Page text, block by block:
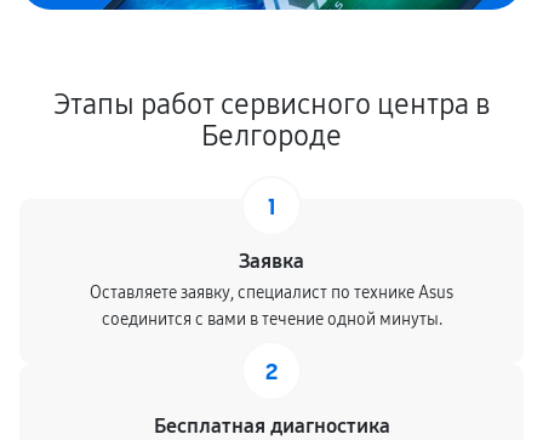
Этапы работ сервисного центра в
Белгороде
1
Заявка
Оставляете заявку, специалист по технике Asus
соединится с вами в течение одной минуты.
2
Бесплатная диагностика